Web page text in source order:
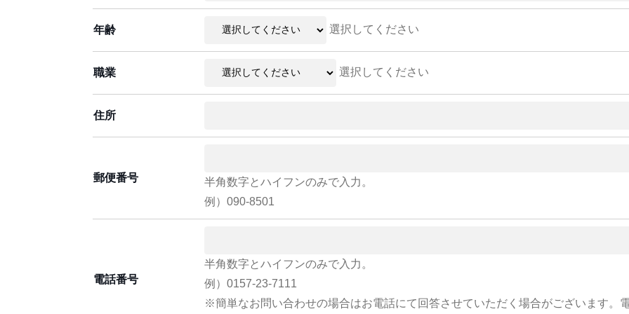
年齢 選択してください
職業 選択してください
住所
郵便番号
半角数字とハイフンのみで入力。
例）090-8501
電話番号
半角数字とハイフンのみで入力。
例）0157-23-7111
※簡単なお問い合わせの場合はお電話にて回答させていただく場合がございます。